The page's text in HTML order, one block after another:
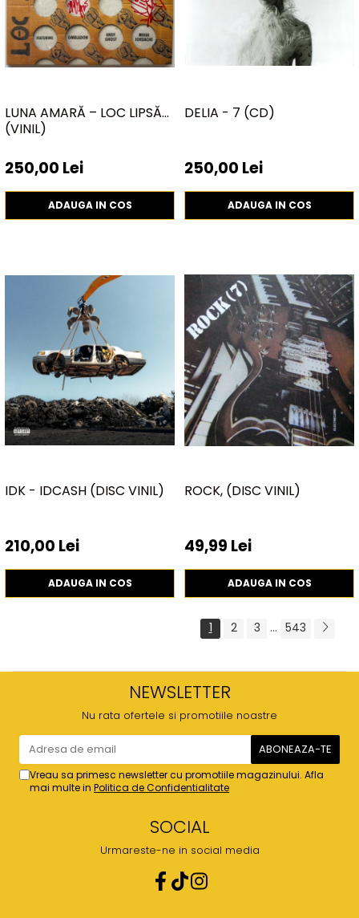
LUNA AMARĂ – LOC LIPSĂ
(VINIL)
250,00 Lei
ADAUGA IN COS
DELIA - 7 (CD)
250,00 Lei
ADAUGA IN COS
IDK - IDCASH (DISC VINIL)
210,00 Lei
ADAUGA IN COS
ROCK, (DISC VINIL)
49,99 Lei
ADAUGA IN COS
1 2 3 ... 543
NEWSLETTER
Nu rata ofertele si promotiile noastre
Vreau sa primesc newsletter cu promotiile magazinului. Afla
mai multe in Politica de Confidentialitate
SOCIAL
Urmareste-ne in social media